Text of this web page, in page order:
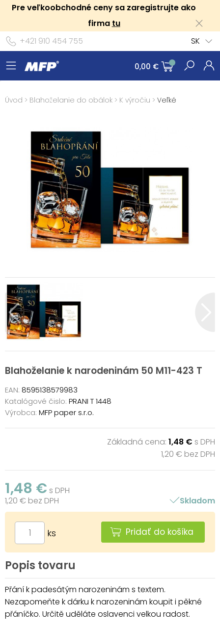
Pre veľkoobchodné ceny sa zaregistrujte ako
firma tu
+421 910 454 755
SK
0,00 €
Úvod > Blahoželanie do obálok > K výročiu > Veľké
Blahoželanie k narodeninám 50 M11-423 T
EAN: 8595138579983
Katalógové čislo: PRANI T 1448
Výrobca: MFP paper s.r.o.
Základná cena: 1,48 € s DPH
1,20 € bez DPH
1,48 € s DPH
1,20 € bez DPH
Skladom
ks Pridať do košíka
Popis tovaru
Přání k padesátým narozeninám s textem.
Nezapomeňte k dárku k narozeninám koupit i pěkné
přáníčko. Určitě uděláte oslavenci velkou radost.